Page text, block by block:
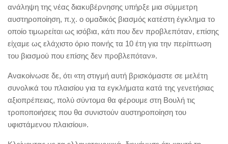
ανάληψη της νέας διακυβέρνησης υπήρξε μια σύμμετρη
αυστηροποίηση, π.χ. ο ομαδικός βιασμός κατέστη έγκλημα το
οποίο τιμωρείται ως ισόβια, κάτι που δεν προβλεπόταν, επίσης
είχαμε ως ελάχιστο όριο ποινής τα 10 έτη για την περίπτωση
του βιασμού που επίσης δεν προβλεπόταν».
Ανακοίνωσε δε, ότι «τη στιγμή αυτή βρισκόμαστε σε μελέτη
συνολικά του πλαισίου για τα εγκλήματα κατά της γενετήσιας
αξιοπρέπειας, πολύ σύντομα θα φέρουμε στη Βουλή τις
τροποποιήσεις που θα συνιστούν αυστηροποίηση του
υφιστάμενου πλαισίου».